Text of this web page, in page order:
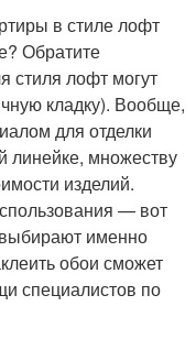
в стиле лофт
Обратите
стиля лофт могут
кладку). Вообще,
для отделки
линейке, множеству
изделий.
— вот
именно
обои сможет
специалистов по